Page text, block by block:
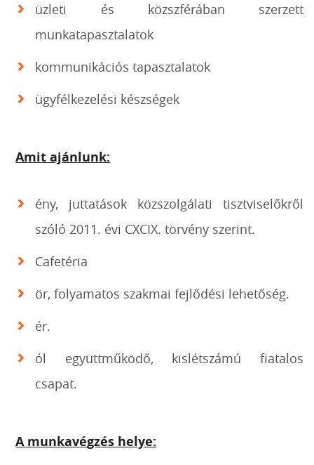
üzleti és közszférában szerzett
munkatapasztalatok
kommunikációs tapasztalatok
ügyfélkezelési készségek
Amit ajánlunk:
ény, juttatások közszolgálati tisztviselőkről
szóló 2011. évi CXCIX. törvény szerint.
Cafetéria
ör, folyamatos szakmai fejlődési lehetőség.
ér.
ól együttműködő, kislétszámú fiatalos
csapat.
A munkavégzés helye: